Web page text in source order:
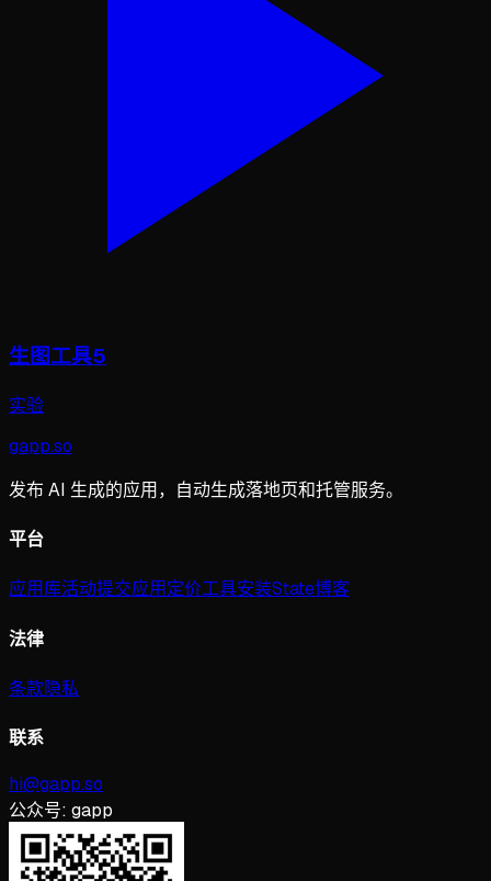
生图工具5
实验
gapp.so
发布 AI 生成的应用，自动生成落地页和托管服务。
平台
应用库活动提交应用定价工具安装State博客
法律
条款隐私
联系
hi@gapp.so
公众号: gapp